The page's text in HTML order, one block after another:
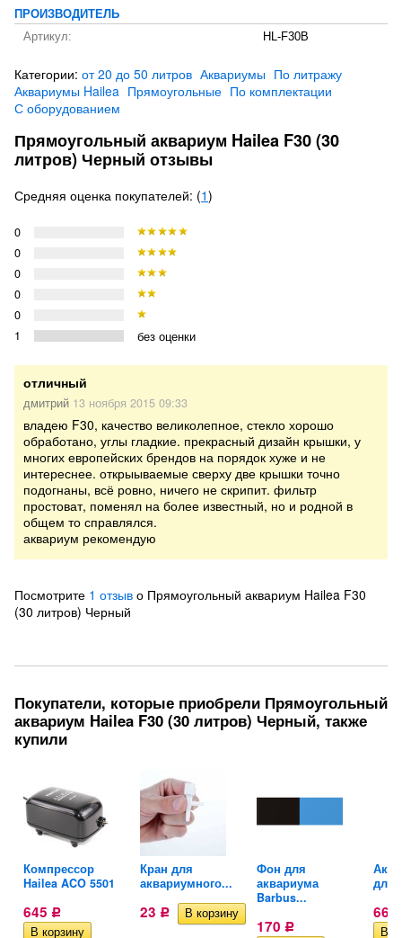
ПРОИЗВОДИТЕЛЬ
Артикул:
HL-F30B
Категории: от 20 до 50 литров Аквариумы По литражу
Аквариумы Hailea Прямоугольные По комплектации
С оборудованием
​Прямоугольный аквариум Hailea F30 (30
литров) Черный отзывы
Средняя оценка покупателей: (1)
0
0
0
0
0
1
без оценки
отличный
дмитрий 13 ноября 2015 09:33
владею F30, качество великолепное, стекло хорошо
обработано, углы гладкие. прекрасный дизайн крышки, у
многих европейских брендов на порядок хуже и не
интереснее. открыываемые сверху две крышки точно
подогнаны, всё ровно, ничего не скрипит. фильтр
простоват, поменял на более известный, но и родной в
общем то справлялся.
аквариум рекомендую
Посмотрите 1 отзыв о ​Прямоугольный аквариум Hailea F30
(30 литров) Черный
Покупатели, которые приобрели ​Прямоугольный
аквариум Hailea F30 (30 литров) Черный, также
купили
Компрессор
Hailea ACO 5501
645 Р
Кран для
аквариумного...
23 Р
Фон для
аквариума
Barbus...
170 Р
666